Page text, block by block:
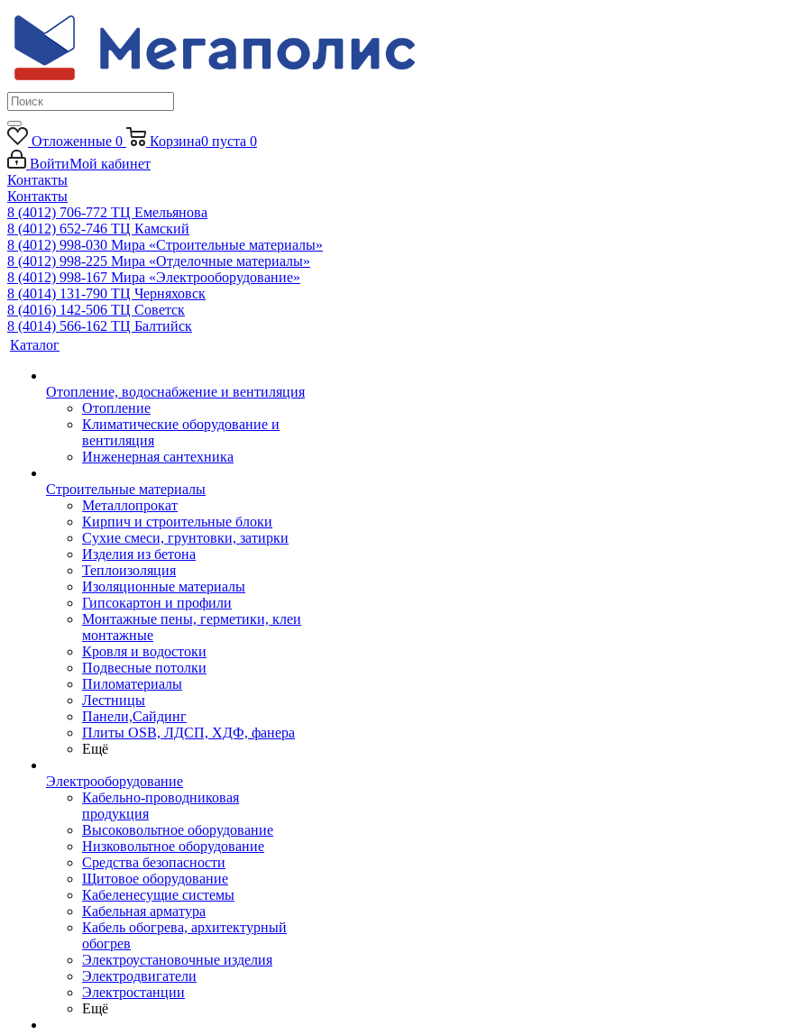
Отложенные 0 Корзина0 пуста 0
ВойтиМой кабинет
Контакты
Контакты
8 (4012) 706-772 ТЦ Емельянова
8 (4012) 652-746 ТЦ Камский
8 (4012) 998-030 Мира «Строительные материалы»
8 (4012) 998-225 Мира «Отделочные материалы»
8 (4012) 998-167 Мира «Электрооборудование»
8 (4014) 131-790 ТЦ Черняховск
8 (4016) 142-506 ТЦ Советск
8 (4014) 566-162 ТЦ Балтийск
Каталог
Отопление, водоснабжение и вентиляция
Отопление
Климатические оборудование и
вентиляция
Инженерная сантехника
Строительные материалы
Металлопрокат
Кирпич и строительные блоки
Сухие смеси, грунтовки, затирки
Изделия из бетона
Теплоизоляция
Изоляционные материалы
Гипсокартон и профили
Монтажные пены, герметики, клеи
монтажные
Кровля и водостоки
Подвесные потолки
Пиломатериалы
Лестницы
Панели,Сайдинг
Плиты OSB, ЛДСП, ХДФ, фанера
Ещё
Электрооборудование
Кабельно-проводниковая
продукция
Высоковольтное оборудование
Низковольтное оборудование
Средства безопасности
Щитовое оборудование
Кабеленесущие системы
Кабельная арматура
Кабель обогрева, архитектурный
обогрев
Электроустановочные изделия
Электродвигатели
Электростанции
Ещё